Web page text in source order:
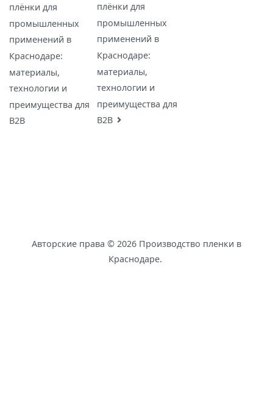
записям
плёнки для
промышленных
применений в
Краснодаре:
материалы,
технологии и
преимущества для
B2B
плёнки для
промышленных
применений в
Краснодаре:
материалы,
технологии и
преимущества для
B2B
Авторские права © 2026 Производство пленки в
Краснодаре.